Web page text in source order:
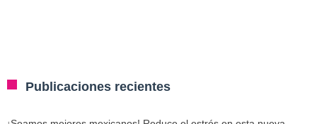
Publicaciones recientes